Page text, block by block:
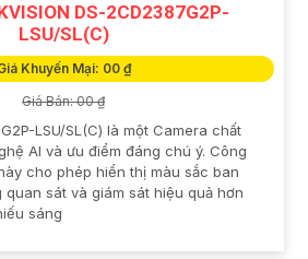
DS-2CD2387G2P-
LSU/SL(C)
Khuyến Mại: 00 ₫
Giá Bán: 00 ₫
LSU/SL(C) là một Camera chất
AI và ưu điểm đáng chú ý. Công
cho phép hiển thị màu sắc ban
sát và giám sát hiệu quả hơn
sáng